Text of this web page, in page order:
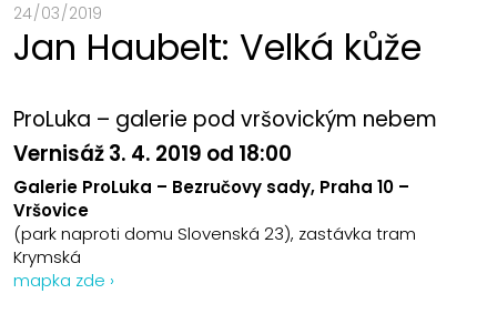
24 / 03 / 2019
Jan Haubelt: Velká kůže
ProLuka – galerie pod vršovickým nebem
Vernisáž 3. 4. 2019 od 18:00
Galerie ProLuka – Bezručovy sady, Praha 10 –
Vršovice
(park naproti domu Slovenská 23), zastávka tram
Krymská
mapka zde ›